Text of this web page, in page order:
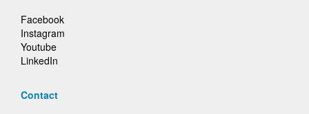
Facebook
Instagram
Youtube
LinkedIn
Contact